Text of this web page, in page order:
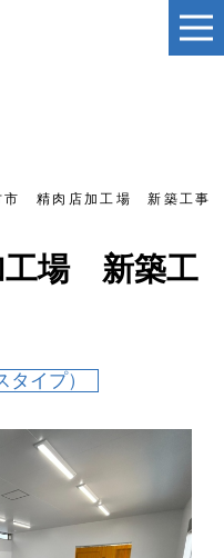
市 精肉店加工場 新築工事
場 新築工
タイプ）